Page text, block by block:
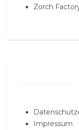
Zorch
Impressum